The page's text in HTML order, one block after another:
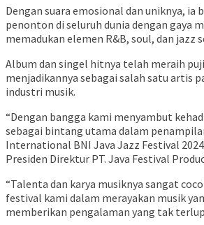
Dengan suara emosional dan uniknya, ia
penonton di seluruh dunia dengan gaya
memadukan elemen R&B, soul, dan jazz
Album dan singel hitnya telah meraih
menjadikannya sebagai salah satu artis
industri musik.
“Dengan bangga kami menyambut
sebagai bintang utama dalam
International BNI Java Jazz Festival
Presiden Direktur PT. Java Festival
“Talenta dan karya musiknya sangat
festival kami dalam merayakan musik
memberikan pengalaman yang tak